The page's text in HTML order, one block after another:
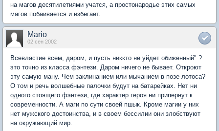
на магов десятилетиями учатся, а простонародье этих самых
магов побаивается и избегает.
Mario
02 сен 2002
Всевластие всем, даром, и пусть никкто не уйдет обиженный" ?
это точно из класса фэнтези. Даром ничего не бывает. Откроют
эту самую ману. Чем заклинанием или мычанием в позе лотоса?
О том и речь волшебные палочки будут на батарейках. Нет ни
одного стоящего фэнтези, где характер героя ни припернут к
современности. А маги по сути своей пшык. Кроме магии у них
нет мужского достоинства, и в своем бессилии они злобствуют
на окружающий мир.